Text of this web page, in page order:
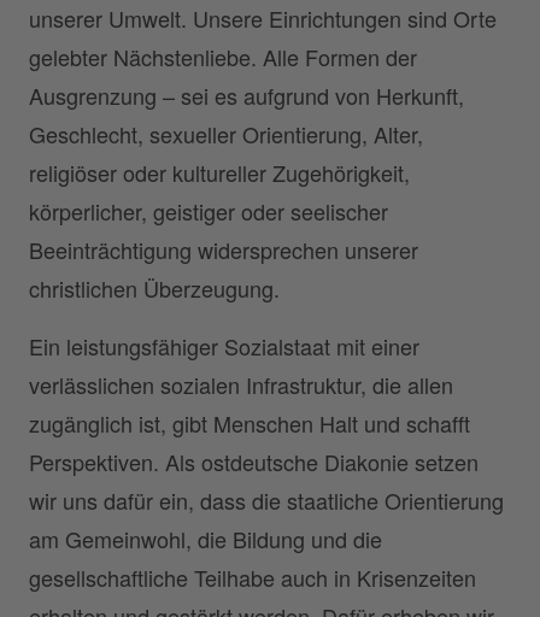
unserer Umwelt. Unsere Einrichtungen sind Orte
gelebter Nächstenliebe. Alle Formen der
Ausgrenzung – sei es aufgrund von Herkunft,
Geschlecht, sexueller Orientierung, Alter,
religiöser oder kultureller Zugehörigkeit,
körperlicher, geistiger oder seelischer
Beeinträchtigung widersprechen unserer
christlichen Überzeugung.
Ein leistungsfähiger Sozialstaat mit einer
verlässlichen sozialen Infrastruktur, die allen
zugänglich ist, gibt Menschen Halt und schafft
Perspektiven. Als ostdeutsche Diakonie setzen
wir uns dafür ein, dass die staatliche Orientierung
am Gemeinwohl, die Bildung und die
gesellschaftliche Teilhabe auch in Krisenzeiten